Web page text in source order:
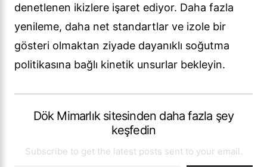
denetlenen ikizlere işaret ediyor. Daha fazla
yenileme, daha net standartlar ve izole bir
gösteri olmaktan ziyade dayanıklı soğutma
politikasına bağlı kinetik unsurlar bekleyin.
Dök Mimarlık sitesinden daha fazla şey
keşfedin
Subscribe to get the latest posts sent to your email.